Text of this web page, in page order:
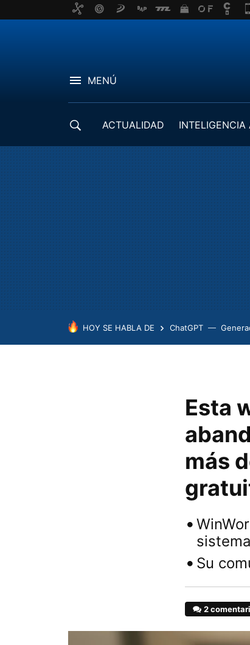
MENÚ
ACTUALIDAD INTELIGENCIA
HOY SE HABLA DE ChatGPT
Esta
más
Su
2